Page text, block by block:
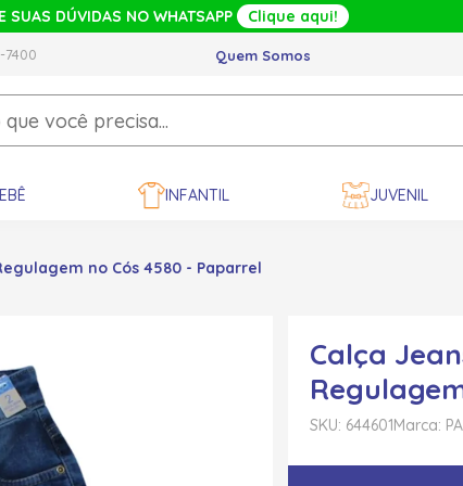
SUAS DÚVIDAS NO WHATSAPP Clique aqui!
7400 Quem Somos
INFANTIL JUVENIL
no Cós 4580 - Paparrel
Calça
SKU: 644601Marca: